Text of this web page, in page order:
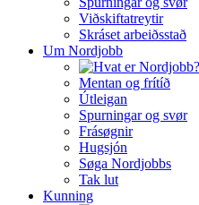
Viðskiftatreytir
Skráset arbeiðsstað
Um Nordjobb
Mentan og frítíð
Útleigan
Spurningar og svør
Frásøgnir
Hugsjón
Søga Nordjobbs
Tak lut
Kunning